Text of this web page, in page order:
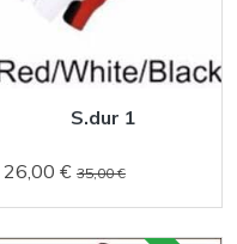
S.dur 1
26,00 € 35,00 €